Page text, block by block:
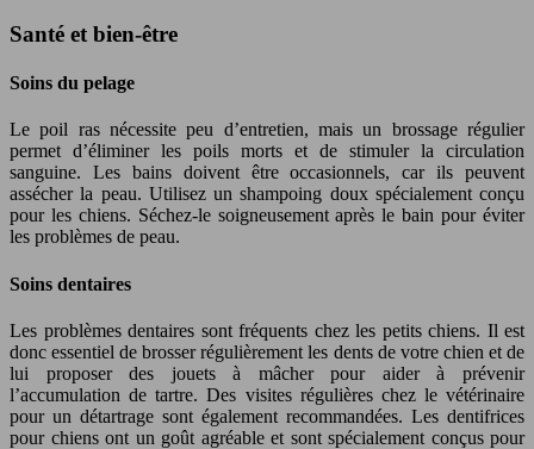
Santé et bien-être
Soins du pelage
Le poil ras nécessite peu d’entretien, mais un brossage régulier
permet d’éliminer les poils morts et de stimuler la circulation
sanguine. Les bains doivent être occasionnels, car ils peuvent
assécher la peau. Utilisez un shampoing doux spécialement conçu
pour les chiens. Séchez-le soigneusement après le bain pour éviter
les problèmes de peau.
Soins dentaires
Les problèmes dentaires sont fréquents chez les petits chiens. Il est
donc essentiel de brosser régulièrement les dents de votre chien et de
lui proposer des jouets à mâcher pour aider à prévenir
l’accumulation de tartre. Des visites régulières chez le vétérinaire
pour un détartrage sont également recommandées. Les dentifrices
pour chiens ont un goût agréable et sont spécialement conçus pour